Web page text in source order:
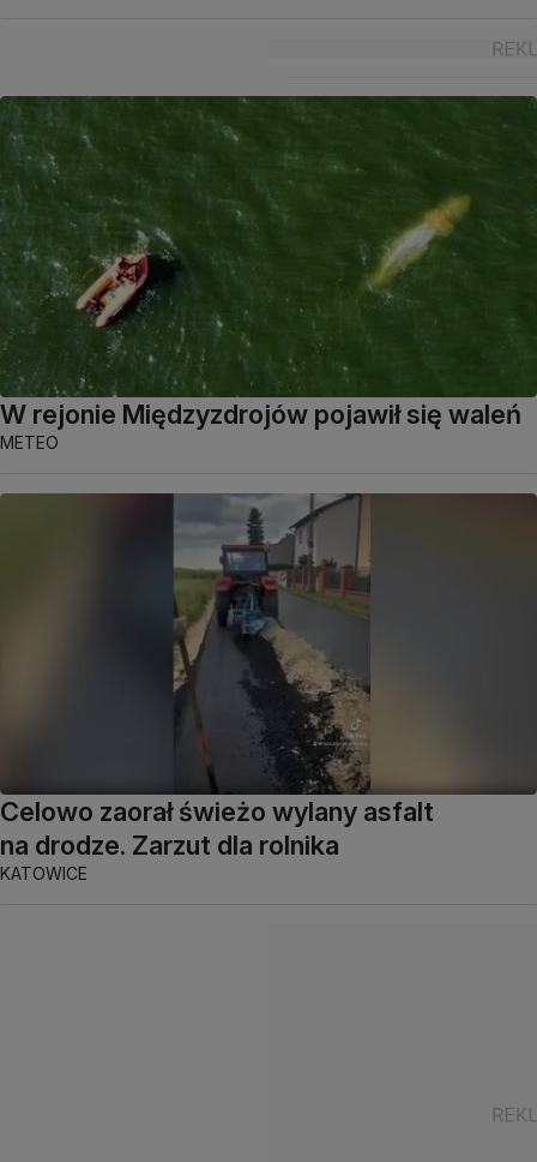
W rejonie Międzyzdrojów pojawił się waleń
METEO
Celowo zaorał świeżo wylany asfalt
na drodze. Zarzut dla rolnika
KATOWICE